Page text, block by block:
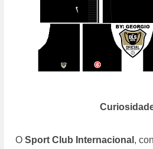
O Sport Club Internacional ,